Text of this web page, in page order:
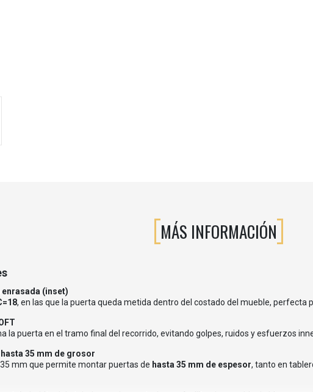
MÁS INFORMACIÓN
(inset)
, en las que la puerta queda metida dentro del costado del mueble,
la puerta en el tramo final del recorrido, evitando golpes, ruidos y esfuerzos
35 mm de grosor
mm que permite montar puertas de hasta 35 mm de espesor, tanto en